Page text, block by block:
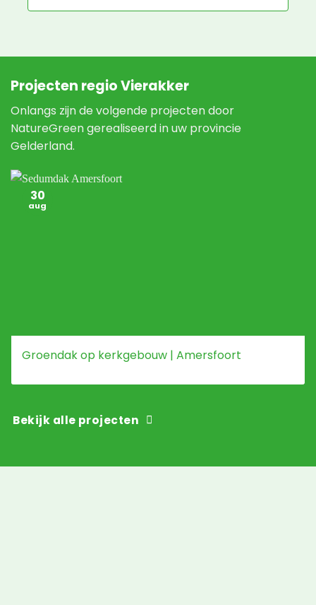
Projecten regio Vierakker
Onlangs zijn de volgende projecten door
NatureGreen gerealiseerd in uw provincie
Gelderland.
Groendak op kerkgebouw | Amersfoort
30
aug
Bekijk alle projecten